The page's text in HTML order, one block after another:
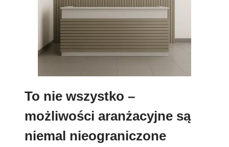
To nie wszystko –
możliwości aranżacyjne są
niemal nieograniczone